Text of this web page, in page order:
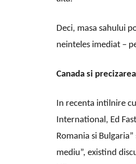
Deci, masa sahului
neinteles imediat –
Canada si
In recenta intilnire
International, Ed
Romania si
mediu”, existind